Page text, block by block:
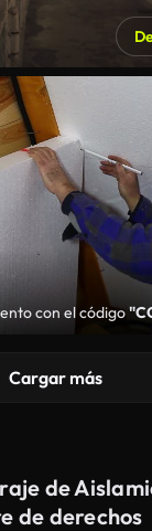
con el código
Cargar más
de
de derechos